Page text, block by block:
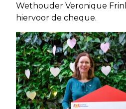
Wethouder Veronique
hiervoor de cheque.